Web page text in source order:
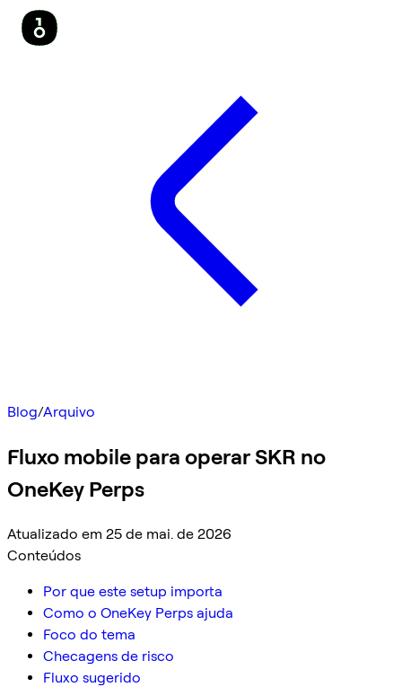
Blog/Arquivo
Fluxo mobile para operar SKR no
OneKey Perps
Atualizado em 25 de mai. de 2026
Conteúdos
Por que este setup importa
Como o OneKey Perps ajuda
Foco do tema
Checagens de risco
Fluxo sugerido